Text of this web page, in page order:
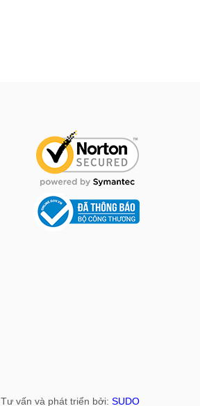
Tư vấn và phát triển bởi: SUDO